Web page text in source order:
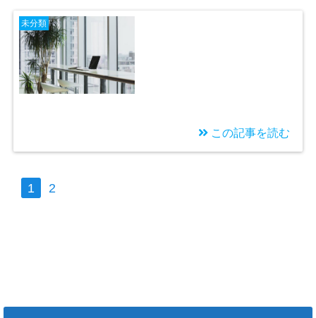
い仕事を我慢できない
あなたに知ってほしい
こと
未分類
転職して慣れるまで我
慢できない! 今すぐで
この記事を読む
1 2